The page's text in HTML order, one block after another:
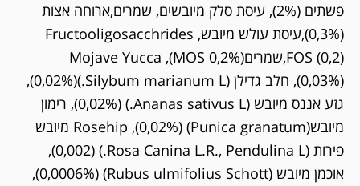
פשתים (2%), עיסת סלק מיובשים, שמרים,ארוחה אצות
(0,3%),עיסת עולש מיובש, Fructooligosacchrides
FOS (0,2),שמרים(MOS 0,2%), Mojave Yucca
(0,03%), חלב גדילן (Silybum marianum L.)(0,02%),
גזע אננס מיובש (Ananas sativus L.) (0,02%), רימון
מיובש(Punica granatum) (0,02%), Rosehip מיובש
פירות (Rosa Canina L.R., Pendulina L.) (0,002),
אוכמן מיובש (Rubus ulmifolius Schott) (0,0006%),